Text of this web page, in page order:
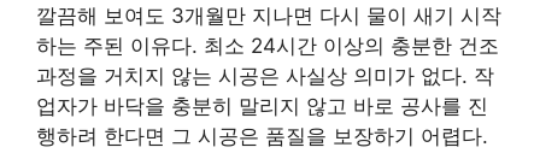
깔끔해 보여도 3개월만 지나면 다시 물이 새기 시작
하는 주된 이유다. 최소 24시간 이상의 충분한 건조
과정을 거치지 않는 시공은 사실상 의미가 없다. 작
업자가 바닥을 충분히 말리지 않고 바로 공사를 진
행하려 한다면 그 시공은 품질을 보장하기 어렵다.